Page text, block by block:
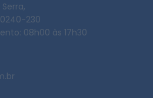
230
08h00 às 17h30